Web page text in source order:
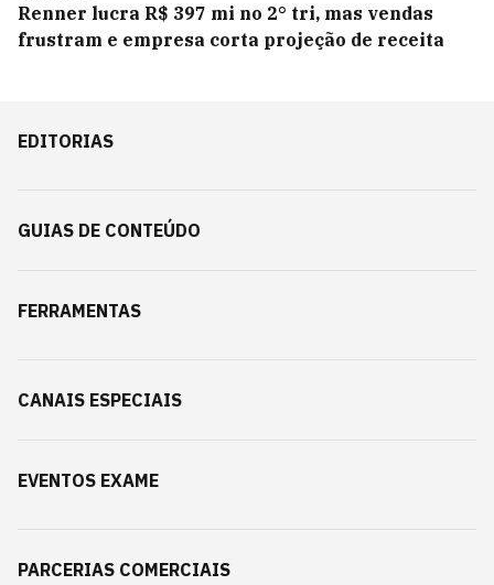
Renner lucra R$ 397 mi no 2° tri, mas vendas
frustram e empresa corta projeção de receita
EDITORIAS
GUIAS DE CONTEÚDO
FERRAMENTAS
CANAIS ESPECIAIS
EVENTOS EXAME
PARCERIAS COMERCIAIS